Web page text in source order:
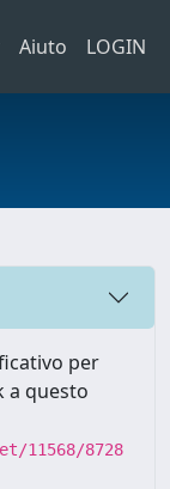
Aiuto LOGIN
per
a questo
11568/8728